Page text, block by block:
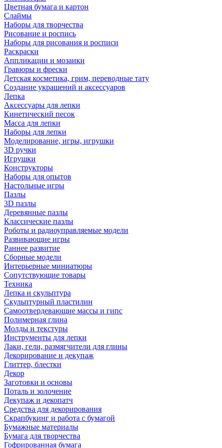
Цветная бумага и картон
Слаймы
Наборы для творчества
Рисование и роспись
Наборы для рисования и росписи
Раскраски
Аппликации и мозаики
Гравюры и фрески
Детская косметика, грим, переводные тату
Создание украшений и аксессуаров
Лепка
Аксессуары для лепки
Кинетический песок
Масса для лепки
Наборы для лепки
Моделирование, игры, игрушки
3D ручки
Игрушки
Конструкторы
Наборы для опытов
Настольные игры
Пазлы
3D пазлы
Деревянные пазлы
Классические пазлы
Роботы и радиоуправляемые модели
Развивающие игры
Раннее развитие
Сборные модели
Интерьерные миниатюры
Сопутствующие товары
Техника
Лепка и скульптура
Скульптурный пластилин
Самоотвердевающие массы и гипс
Полимерная глина
Молды и текстуры
Инструменты для лепки
Лаки, гели, размягчители для глины
Декорирование и декупаж
Глиттер, блестки
Декор
Заготовки и основы
Поталь и золочение
Декупаж и декопатч
Средства для декорирования
Скрапбукинг и работа с бумагой
Бумажные материалы
Бумага для творчества
Гофрированная бумага